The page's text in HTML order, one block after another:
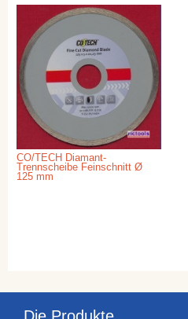
CO/TECH Diamant-
Trennscheibe Feinschnitt Ø
125 mm